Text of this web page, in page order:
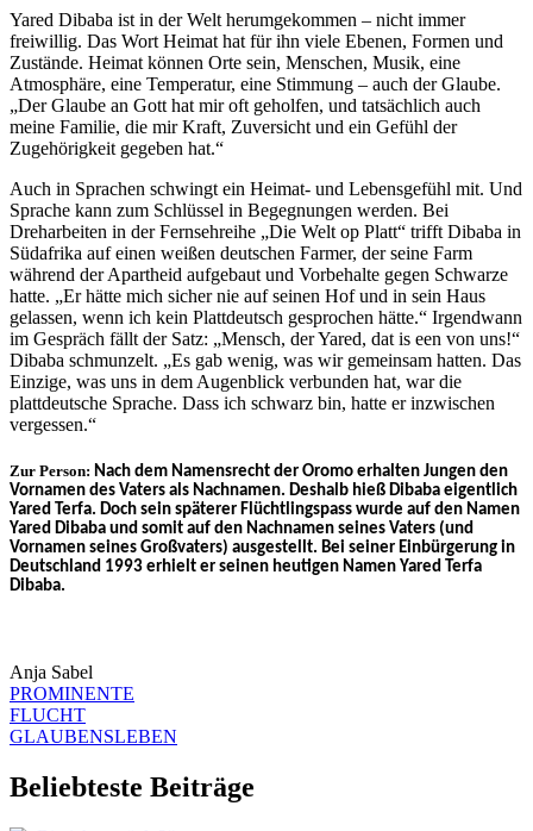
Yared Dibaba ist in der Welt herumgekommen – nicht immer
freiwillig. Das Wort Heimat hat für ihn viele Ebenen, Formen und
Zustände. Heimat können Orte sein, Menschen, Musik, eine
Atmosphäre, eine Temperatur, eine Stimmung – auch der Glaube.
„Der Glaube an Gott hat mir oft geholfen, und tatsächlich auch
meine Familie, die mir Kraft, Zuversicht und ein Gefühl der
Zugehörigkeit gegeben hat.“
Auch in Sprachen schwingt ein Heimat- und Lebensgefühl mit. Und
Sprache kann zum Schlüssel in Begegnungen werden. Bei
Dreharbeiten in der Fernsehreihe „Die Welt op Platt“ trifft Dibaba in
Südafrika auf einen weißen deutschen Farmer, der seine Farm
während der Apartheid aufgebaut und Vorbehalte gegen Schwarze
hatte. „Er hätte mich sicher nie auf seinen Hof und in sein Haus
gelassen, wenn ich kein Plattdeutsch gesprochen hätte.“ Irgendwann
im Gespräch fällt der Satz: „Mensch, der Yared, dat is een von uns!“
Dibaba schmunzelt. „Es gab wenig, was wir gemeinsam hatten. Das
Einzige, was uns in dem Augenblick verbunden hat, war die
plattdeutsche Sprache. Dass ich schwarz bin, hatte er inzwischen
vergessen.“
Zur Person: Nach dem Namensrecht der Oromo erhalten Jungen den
Vornamen des Vaters als Nachnamen. Deshalb hieß Dibaba eigentlich
Yared Terfa. Doch sein späterer Flüchtlingspass wurde auf den Namen
Yared Dibaba und somit auf den Nachnamen seines Vaters (und
Vornamen seines Großvaters) ausgestellt. Bei seiner Einbürgerung in
Deutschland 1993 erhielt er seinen heutigen Namen Yared Terfa
Dibaba.
Anja Sabel
PROMINENTE
FLUCHT
GLAUBENSLEBEN
Beliebteste Beiträge